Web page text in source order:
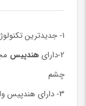
1- جدیدترین تکنولوژی در لیفت و
2-دارای
هندپیس
چشم
3- دارای هندپیس